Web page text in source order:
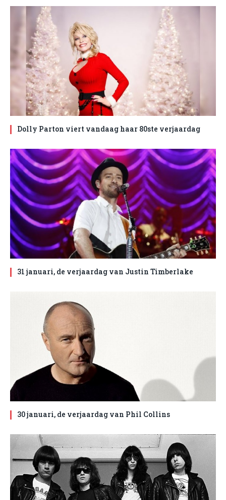
Dolly Parton viert vandaag haar 80ste verjaardag
31 januari, de verjaardag van Justin Timberlake
30 januari, de verjaardag van Phil Collins